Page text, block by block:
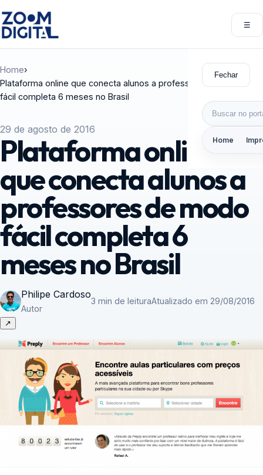
☰
Fechar
Buscar por:
Home
Home›
Plataforma online que conecta alunos a professores de modo
fácil completa 6 meses no Brasil
29 de agosto de 2016
Plataforma online
que conecta alunos a
professores de modo
fácil completa 6
meses no Brasil
Philipe Cardoso
Autor
3 min de leituraAtualizado em 29/08/2016
↗